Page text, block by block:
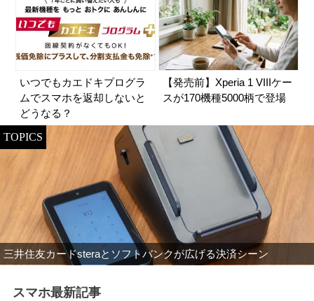
いつでもカエドキプログラ
ムでスマホを返却しないと
どうなる？
【発売前】Xperia 1 VIIIケー
スが170機種5000柄で登場
TOPICS
三井住友カードsteraとソフトバンクが広げる決済シーン
スマホ最新記事